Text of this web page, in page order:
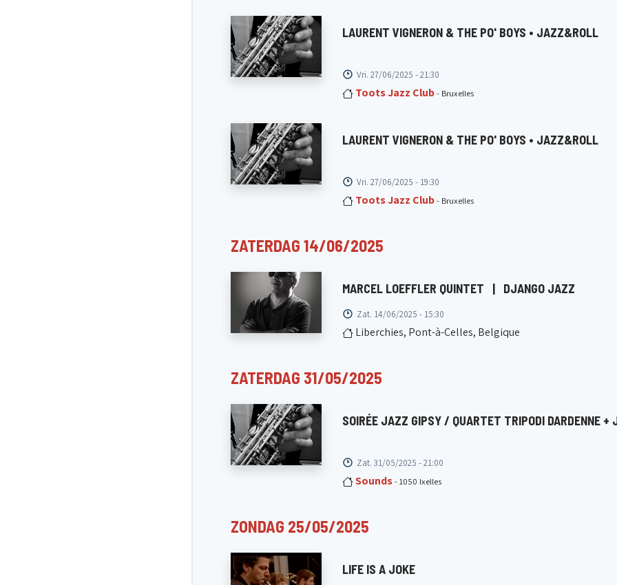
LAURENT VIGNERON & THE PO' BOYS • JAZZ&ROLL
Vri. 27/06/2025 - 21:30
Toots Jazz Club - Bruxelles
LAURENT VIGNERON & THE PO' BOYS • JAZZ&ROLL
Vri. 27/06/2025 - 19:30
Toots Jazz Club - Bruxelles
ZATERDAG 14/06/2025
MARCEL LOEFFLER QUINTET | DJANGO JAZZ
Zat. 14/06/2025 - 15:30
Liberchies, Pont-à-Celles, Belgique
ZATERDAG 31/05/2025
SOIRÉE JAZZ GIPSY / QUARTET TRIPODI DARDENNE +
Zat. 31/05/2025 - 21:00
Sounds - 1050 Ixelles
ZONDAG 25/05/2025
LIFE IS A JOKE